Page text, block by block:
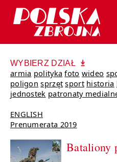
WYBIERZ DZIAŁ
armia polityka foto wideo
poligon sprzęt sport historia
jednostek patronaty
ENGLISH
Prenumerata 2019
Bataliony